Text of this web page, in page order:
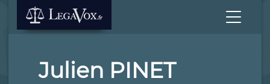
Julien PINET